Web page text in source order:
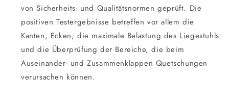
von Sicherheits- und Qualitätsnormen geprüft. Die
positiven Testergebnisse betreffen vor allem die
Kanten, Ecken, die maximale Belastung des Liegestuhls
und die Überprüfung der Bereiche, die beim
Auseinander- und Zusammenklappen Quetschungen
verursachen können.